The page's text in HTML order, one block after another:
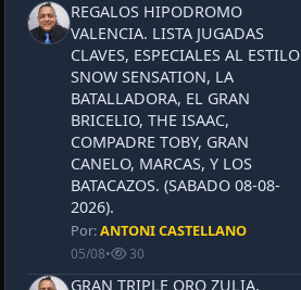
REGALOS HIPODROMO
VALENCIA. LISTA JUGADAS
CLAVES, ESPECIALES AL ESTILO
SNOW SENSATION, LA
BATALLADORA, EL GRAN
BRICELIO, THE ISAAC,
COMPADRE TOBY, GRAN
CANELO, MARCAS, Y LOS
BATACAZOS. (SABADO 08-08-
2026).
Por:ANTONI CASTELLANO
05/08• 30
GRAN TRIPLE ORO ZULIA,